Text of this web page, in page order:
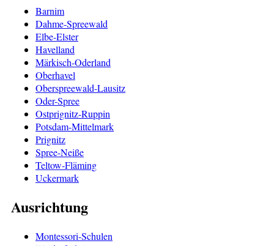
Barnim
Dahme-Spreewald
Elbe-Elster
Havelland
Märkisch-Oderland
Oberhavel
Oberspreewald-Lausitz
Oder-Spree
Ostprignitz-Ruppin
Potsdam-Mittelmark
Prignitz
Spree-Neiße
Teltow-Fläming
Uckermark
Ausrichtung
Montessori-Schulen